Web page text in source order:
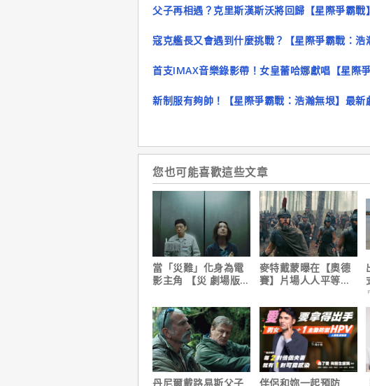
父子再相遇？克里斯漢斯沃將回歸【星際爭霸戰
寇克艦長又會遇到什麼挑戰？【星際爭霸戰：浩
首支IMAX音樂錄影帶！女皇蕾哈娜獻唱【星際
新制服有夠帥！【星際爭霸戰：浩瀚無垠】最新
您也可能喜歡這些文章
當「災難」化身為電
影主角 【災 劇場版】
麥特戴蒙曝在【奧德
賽】片場人人平等，
丹尼爾戴路易斯父子 伴侶和妳一起預防